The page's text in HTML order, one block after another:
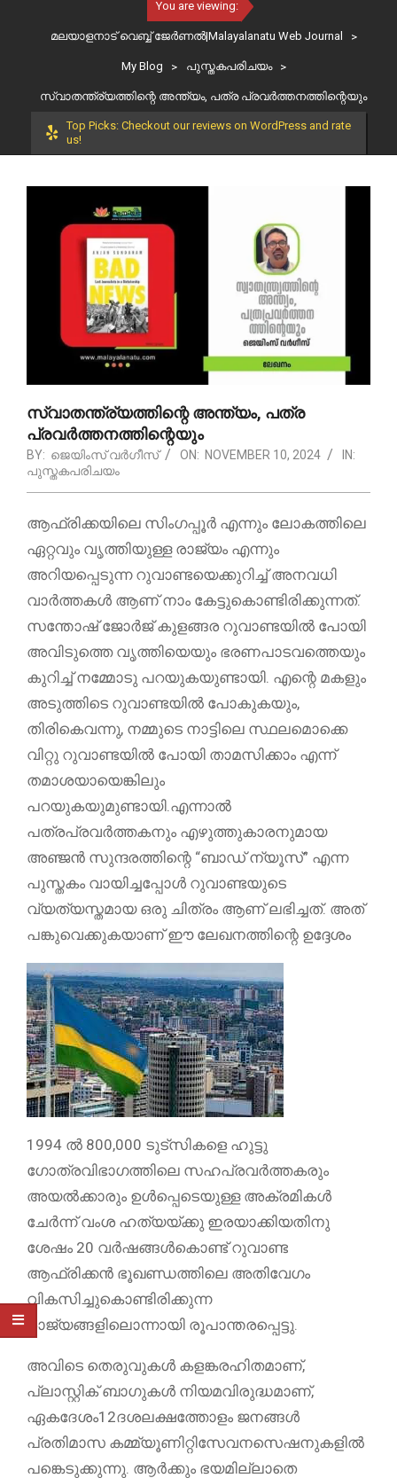
You are viewing:
മലയാളനാട് വെബ്ബ് ജേർണൽ|Malayalanatu Web Journal >
My Blog > പുസ്തകപരിചയം >
സ്വാതന്ത്ര്യത്തിന്റെ അന്ത്യം, പത്ര പ്രവർത്തനത്തിന്റെയും
Top Picks: Checkout our reviews on WordPress and rate
us!
സ്വാതന്ത്ര്യത്തിന്റെ അന്ത്യം, പത്ര
പ്രവർത്തനത്തിന്റെയും
BY: ജെയിംസ് വർഗീസ് ON: NOVEMBER 10, 2024
IN:
പുസ്തകപരിചയം
ആഫ്രിക്കയിലെ സിംഗപ്പൂർ എന്നും ലോകത്തിലെ
ഏറ്റവും വൃത്തിയുള്ള രാജ്യം എന്നും
അറിയപ്പെടുന്ന റുവാണ്ടയെക്കുറിച്ച് അനവധി
വാർത്തകൾ ആണ് നാം കേട്ടുകൊണ്ടിരിക്കുന്നത്.
സന്തോഷ് ജോർജ് കുളങ്ങര റുവാണ്ടയിൽ പോയി
അവിടുത്തെ വൃത്തിയെയും ഭരണപാടവത്തെയും
കുറിച്ച് നമ്മോടു പറയുകയുണ്ടായി. എന്റെ മകളും
അടുത്തിടെ റുവാണ്ടയിൽ പോകുകയും,
തിരികെവന്നു, നമ്മുടെ നാട്ടിലെ സ്ഥലമൊക്കെ
വിറ്റു റുവാണ്ടയിൽ പോയി താമസിക്കാം എന്ന്
തമാശയായെങ്കിലും
പറയുകയുമുണ്ടായി.എന്നാൽ
പത്രപ്രവർത്തകനും എഴുത്തുകാരനുമായ
അഞ്ജൻ സുന്ദരത്തിന്റെ “ബാഡ് ന്യൂസ്‌” എന്ന
പുസ്തകം വായിച്ചപ്പോൾ റുവാണ്ടയുടെ
വ്യത്യസ്തമായ ഒരു ചിത്രം ആണ് ലഭിച്ചത്. അത്
പങ്കുവെക്കുകയാണ് ഈ ലേഖനത്തിന്റെ ഉദ്ദേശം
1994 ൽ 800,000 ടുട്സികളെ ഹുട്ടു
ഗോത്രവിഭാഗത്തിലെ സഹപ്രവർത്തകരും
അയൽക്കാരും ഉൾപ്പെടെയുള്ള അക്രമികൾ
ചേർന്ന് വംശ ഹത്യയ്ക്കു ഇരയാക്കിയതിനു
ശേഷം 20 വർഷങ്ങൾകൊണ്ട് റുവാണ്ട
ആഫ്രിക്കൻ ഭൂഖണ്ഡത്തിലെ അതിവേഗം
വികസിച്ചുകൊണ്ടിരിക്കുന്ന
രാജ്യങ്ങളിലൊന്നായി രൂപാന്തരപ്പെട്ടു.
അവിടെ തെരുവുകൾ കളങ്കരഹിതമാണ്,
പ്ലാസ്റ്റിക് ബാഗുകൾ നിയമവിരുദ്ധമാണ്,
ഏകദേശം12ദശലക്ഷത്തോളം ജനങ്ങൾ
പ്രതിമാസ കമ്മ്യൂണിറ്റിസേവനസെഷനുകളിൽ
പങ്കെടുക്കുന്നു. ആർക്കും ഭയമില്ലാതെ